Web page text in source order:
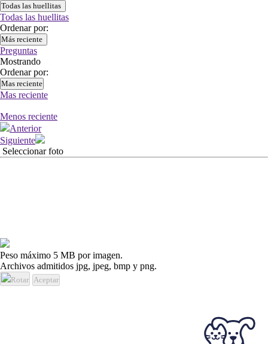
Todas las huellitas
Todas las huellitas
Ordenar por:
Más reciente
Preguntas
Mostrando
Ordenar por:
Mas reciente
Mas reciente
Menos reciente
Anterior
Siguiente
Seleccionar foto
Peso máximo 5 MB por imagen.
Archivos admitidos jpg, jpeg, bmp y png.
Rotar Aceptar